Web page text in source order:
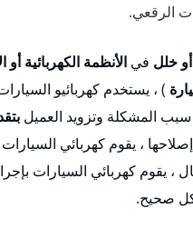
الرقعي.
خلل في الأنظمة الكهربائية أو
) ، يستخدم كهربائيو
سبب المشكلة وتزويد العميل
، يقوم كهربائي السيارات
، يقوم كهربائي السيارات
صحيح.